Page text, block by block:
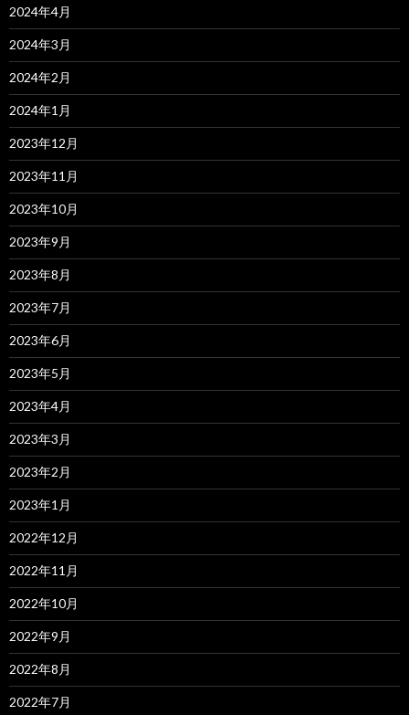
2024年4月
2024年3月
2024年2月
2024年1月
2023年12月
2023年11月
2023年10月
2023年9月
2023年8月
2023年7月
2023年6月
2023年5月
2023年4月
2023年3月
2023年2月
2023年1月
2022年12月
2022年11月
2022年10月
2022年9月
2022年8月
2022年7月